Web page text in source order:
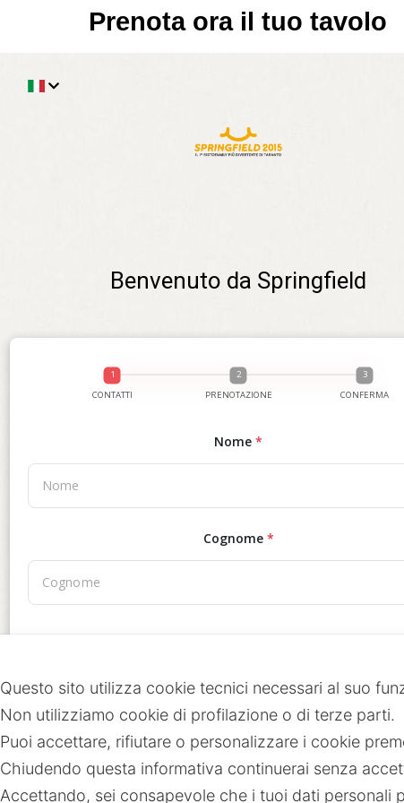
Prenota ora il tuo tavolo
Questo sito utilizza cookie tecnici necessari al suo
Non utilizziamo cookie di profilazione o di terze parti.
Puoi accettare, rifiutare o personalizzare i cookie
Chiudendo questa informativa continuerai senza
Accettando, sei consapevole che i tuoi dati personali